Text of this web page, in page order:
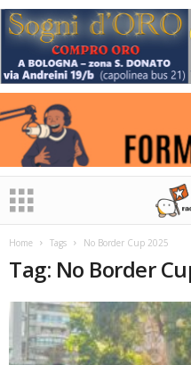
Home Tags No Border Cup 2025
Tag: No Border